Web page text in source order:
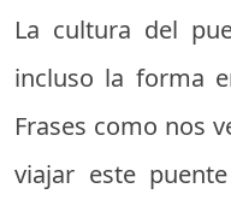
La cultura del
incluso la forma
Frases como nos
viajar este